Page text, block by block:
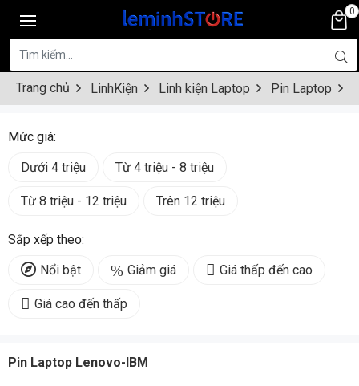
0
Trang chủ LinhKiện Linh kiện Laptop Pin Laptop
Mức giá:
Dưới 4 triệu
Từ 4 triệu - 8 triệu
Từ 8 triệu - 12 triệu Trên 12 triệu
Sắp xếp theo:
Nổi bật
Giảm giá Giá thấp đến cao
Giá cao đến thấp
Pin Laptop Lenovo-IBM